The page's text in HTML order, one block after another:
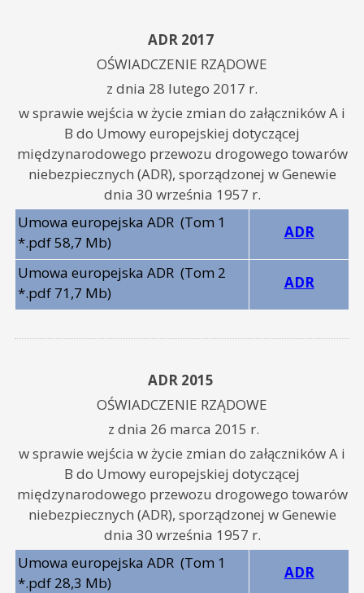
ADR 2017
OŚWIADCZENIE RZĄDOWE
z dnia 28 lutego 2017 r.
w sprawie wejścia w życie zmian do załączników A i
B do Umowy europejskiej dotyczącej
międzynarodowego przewozu drogowego towarów
niebezpiecznych (ADR), sporządzonej w Genewie
dnia 30 września 1957 r.
Umowa europejska ADR (Tom 1
*.pdf 58,7 Mb)
ADR
Umowa europejska ADR (Tom 2
*.pdf 71,7 Mb)
ADR
ADR 2015
OŚWIADCZENIE RZĄDOWE
z dnia 26 marca 2015 r.
w sprawie wejścia w życie zmian do załączników A i
B do Umowy europejskiej dotyczącej
międzynarodowego przewozu drogowego towarów
niebezpiecznych (ADR), sporządzonej w Genewie
dnia 30 września 1957 r.
Umowa europejska ADR (Tom 1
*.pdf 28,3 Mb)
ADR